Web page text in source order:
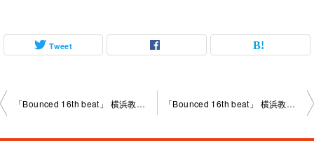
Tweet
投
「Bounced 16th beat」 横浜教室2024-04-06-no0009-1030 「Bounced 16th beat」 横浜教室2024-04-08-no0009-1031.